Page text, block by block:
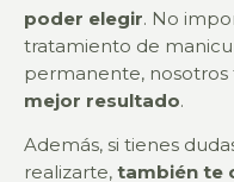
poder elegir. No
tratamiento de
permanente, nosotros
mejor resultado.
Además, si tienes
realizarte, también te